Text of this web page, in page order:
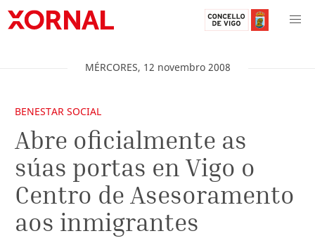
MÉRCORES, 12 novembro 2008
BENESTAR SOCIAL
Abre oficialmente as
súas portas en Vigo o
Centro de Asesoramento
aos inmigrantes